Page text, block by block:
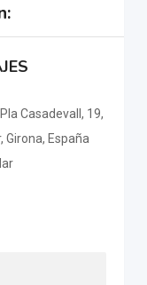
Casadevall, 19,
Girona, España